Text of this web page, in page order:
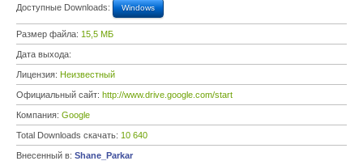
Доступные Downloads: Windows
Размер файла: 15,5 МБ
Дата выхода:
Лицензия: Неизвестный
Официальный сайт: http://www.drive.google.com/start
Компания: Google
Total Downloads скачать: 10 640
Внесенный в: Shane_Parkar